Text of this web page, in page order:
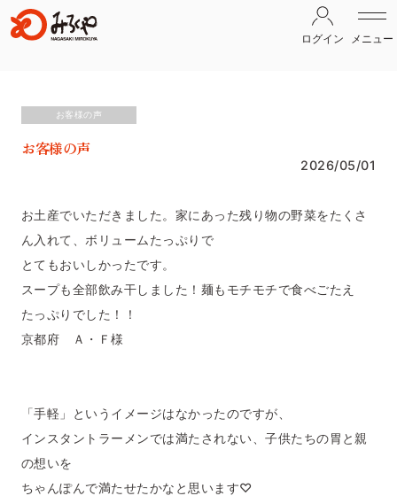
ログイン メニュー
お客様の声
お客様の声
2026/05/01
お土産でいただきました。家にあった残り物の野菜をたくさ
ん入れて、ボリュームたっぷりで
とてもおいしかったです。
スープも全部飲み干しました！麺もモチモチで食べごたえ
たっぷりでした！！
京都府 Ａ・Ｆ様
「手軽」というイメージはなかったのですが、
インスタントラーメンでは満たされない、子供たちの胃と親
の想いを
ちゃんぽんで満たせたかなと思います♡